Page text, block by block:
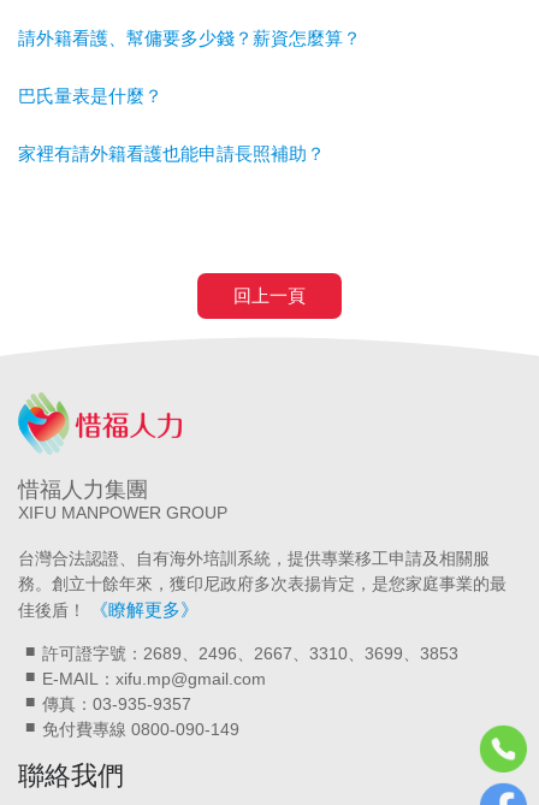
請外籍看護、幫傭要多少錢？薪資怎麼算？
巴氏量表是什麼？
家裡有請外籍看護也能申請長照補助？
回上一頁
惜福人力集團
XIFU MANPOWER GROUP
台灣合法認證、自有海外培訓系統，提供專業移工申請及相關服
務。創立十餘年來，獲印尼政府多次表揚肯定，是您家庭事業的最
佳後盾！
《瞭解更多》
許可證字號：2689、2496、2667、3310、3699、3853
E-MAIL：xifu.mp@gmail.com
傳真：03-935-9357
免付費專線 0800-090-149
聯絡我們